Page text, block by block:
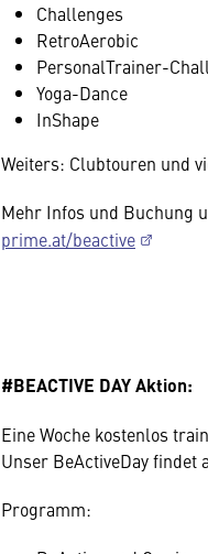
Challenges
RetroAerobic
PersonalTrainer-
Yoga-Dance
InShape
Weiters: Clubtouren und
Mehr Infos und Buchung
prime.at/beactive
#BEACTIVE DAY Aktion:
Eine Woche kostenlos
Unser BeActiveDay findet
Programm: